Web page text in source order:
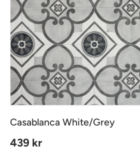
Casablanca White/Grey
Ordinarie pris
439 kr